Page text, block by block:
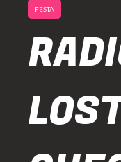
FESTA